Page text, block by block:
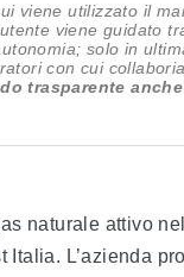
viene utilizzato il
viene guidato
solo in
con cui
trasparente anche
naturale attivo nel
Italia. L’azienda